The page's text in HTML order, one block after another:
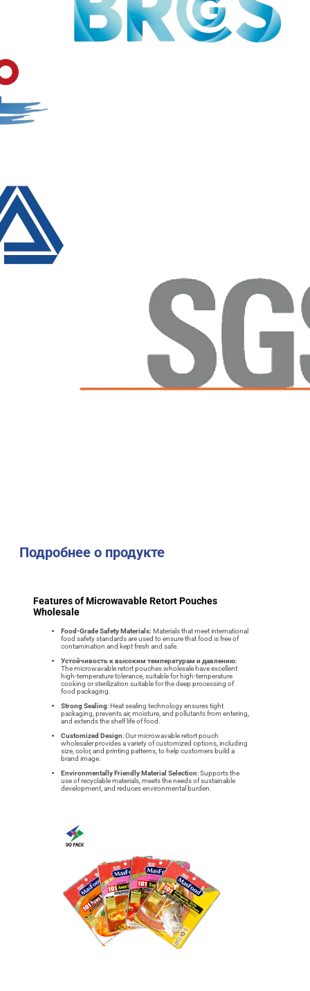
Подробнее о продукте
Features of Microwavable Retort Pouches
Wholesale
Food-Grade Safety Materials: Materials that meet international
food safety standards are used to ensure that food is free of
contamination and kept fresh and safe.
Устойчивость к высоким температурам и давлению:
The microwavable retort pouches wholesale have excellent
high-temperature tolerance, suitable for high-temperature
cooking or sterilization suitable for the deep processing of
food packaging.
Strong Sealing: Heat sealing technology ensures tight
packaging, prevents air, moisture, and pollutants from entering,
and extends the shelf life of food.
Customized Design: Our microwavable retort pouch
wholesaler provides a variety of customized options, including
size, color, and printing patterns, to help customers build a
brand image.
Environmentally Friendly Material Selection: Supports the
use of recyclable materials, meets the needs of sustainable
development, and reduces environmental burden.